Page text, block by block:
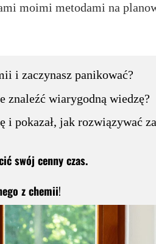
moimi metodami na
i zaczynasz panikować?
znaleźć wiarygodną wiedzę?
i pokazał, jak rozwiązywać
swój cenny czas.
z chemii!